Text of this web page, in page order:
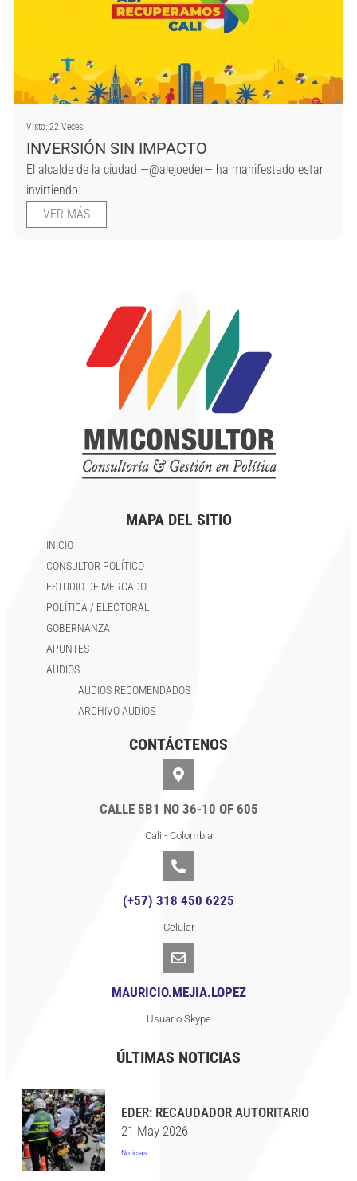
Visto: 22 Veces.
INVERSIÓN SIN IMPACTO
El alcalde de la ciudad —@alejoeder— ha manifestado estar
invirtiendo..
VER MÁS
ÚLTIMAS NOTICIAS
EDER: RECAUDADOR AUTORITARIO
21 May 2026
Noticias
CONTÁCTENOS
CALLE 5B1 NO 36-10 OF 605
Cali - Colombia
(+57) 318 450 6225
Celular
MAURICIO.MEJIA.LOPEZ
Usuario Skype
MAPA DEL SITIO
INICIO
CONSULTOR POLÍTICO
ESTUDIO DE MERCADO
POLÍTICA / ELECTORAL
GOBERNANZA
APUNTES
AUDIOS
AUDIOS RECOMENDADOS
ARCHIVO AUDIOS